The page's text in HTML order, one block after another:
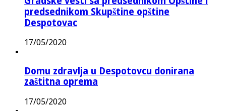
predsednikom Skupštine opštine
Despotovac
17/05/2020
Domu zdravlja u Despotovcu donirana
zaštitna oprema
17/05/2020